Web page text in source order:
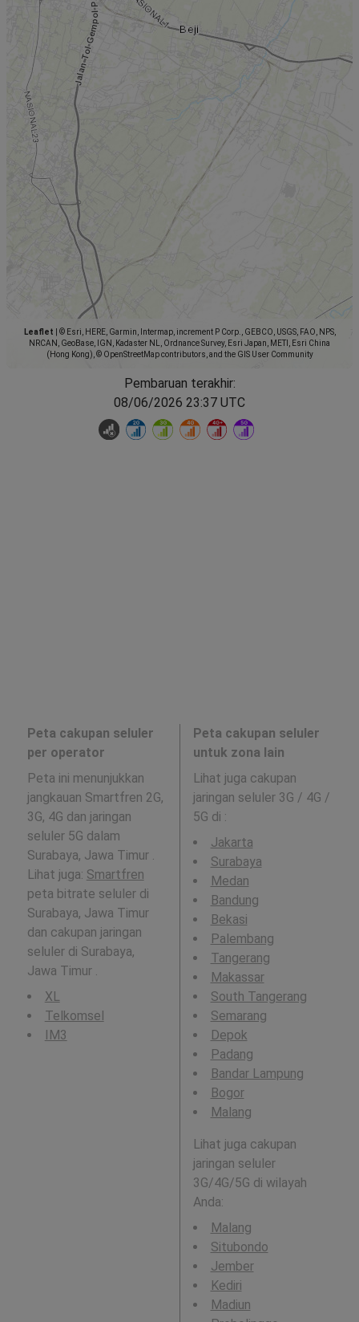
Leaflet
© Esri, HERE, Garmin, Intermap, increment P Corp., GEBCO, USGS, FAO, NPS,
NRCAN, GeoBase, IGN, Kadaster NL, Ordnance Survey, Esri Japan, METI, Esri China
(Hong Kong), © OpenStreetMap contributors, and the GIS User Community
Pembaruan terakhir:
08/06/2026 23:37 UTC
Peta cakupan seluler
per operator
Peta ini menunjukkan
jangkauan Smartfren 2G,
3G, 4G dan jaringan
seluler 5G dalam
Surabaya, Jawa Timur .
Lihat juga: Smartfren
peta bitrate seluler di
Surabaya, Jawa Timur
dan cakupan jaringan
seluler di Surabaya,
Jawa Timur .
XL
Telkomsel
IM3
Peta cakupan seluler
untuk zona lain
Lihat juga cakupan
jaringan seluler 3G / 4G /
5G di :
Jakarta
Surabaya
Medan
Bandung
Bekasi
Palembang
Tangerang
Makassar
South Tangerang
Semarang
Depok
Padang
Bandar Lampung
Bogor
Malang
Lihat juga cakupan
jaringan seluler
3G/4G/5G di wilayah
Anda:
Malang
Situbondo
Jember
Kediri
Madiun